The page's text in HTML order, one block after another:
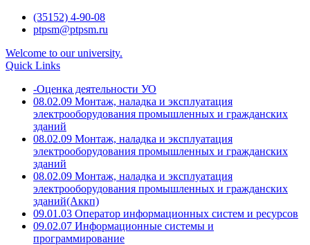
Skip
(35152) 4-90-08
ptpsm@ptpsm.ru
Welcome to our university.
Quick Links
-Оценка деятельности УО
08.02.09 Монтаж, наладка и эксплуатация
электрооборудования промышленных и гражданских
зданий
08.02.09 Монтаж, наладка и эксплуатация
электрооборудования промышленных и гражданских
зданий
08.02.09 Монтаж, наладка и эксплуатация
электрооборудования промышленных и гражданских
зданий(Аккп)
09.01.03 Оператор информационных систем и ресурсов
09.02.07 Информационные системы и
программирование